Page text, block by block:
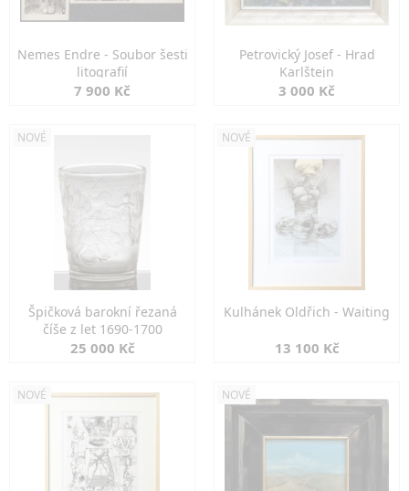
Nemes Endre - Soubor šesti
litografií
7 900 Kč
Petrovický Josef - Hrad
Karlštejn
3 000 Kč
NOVÉ
Špičková barokní řezaná
číše z let 1690-1700
25 000 Kč
NOVÉ
Kulhánek Oldřich - Waiting
13 100 Kč
NOVÉ NOVÉ